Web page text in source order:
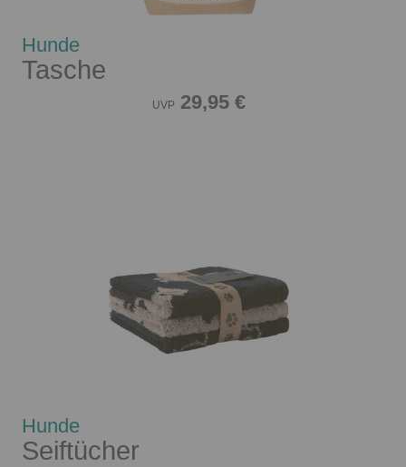
Hunde
Tasche
UVP 29,95 €
Hunde
Seiftücher